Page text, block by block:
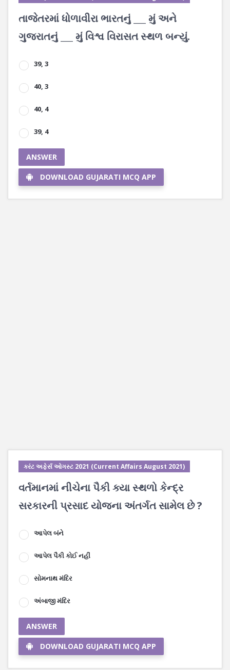
તાજેતરમાં ધોળાવીરા ભારતનું ___ મું અને
ગુજરાતનું ___ મું વિશ્વ વિરાસત સ્થળ બન્યું.
39, 3
40, 3
40, 4
39, 4
ANSWER
DOWNLOAD GUJARATI MCQ APP
કરંટ અફેર્સ ઓગસ્ટ 2021 (Current Affairs August 2021)
વર્તમાનમાં નીચેના પૈકી ક્યા સ્થળો કેન્દ્ર
સરકારની પ્રસાદ યોજના અંતર્ગત સામેલ છે ?
આપેલ બંને
આપેલ પૈકી કોઈ નહીં
સોમનાથ મંદિર
અંબાજી મંદિર
ANSWER
DOWNLOAD GUJARATI MCQ APP